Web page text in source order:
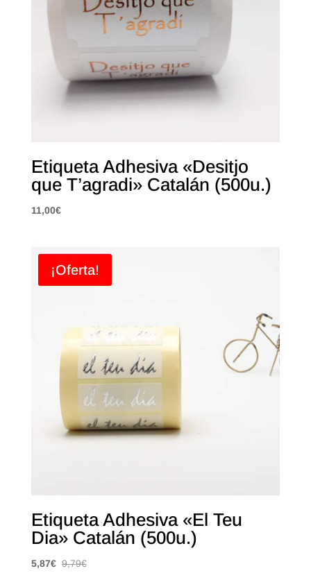
Etiqueta Adhesiva «Desitjo
que T’agradi» Catalán (500u.)
11,00€
¡Oferta!
Etiqueta Adhesiva «El Teu
Dia» Catalán (500u.)
5,87€ 9,79€